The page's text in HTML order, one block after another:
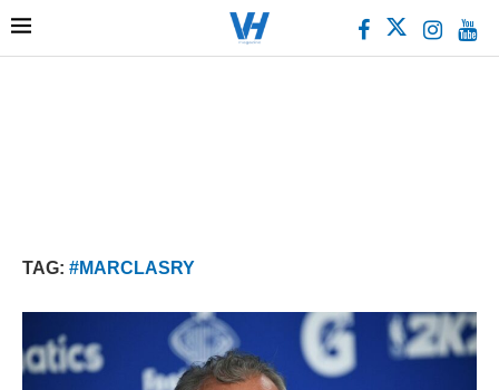
TAG: #MARCLASRY